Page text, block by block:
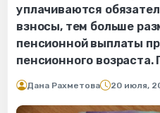
уплачиваются
взносы, тем больше
пенсионной выплаты
пенсионного
Дана Рахметова 20 июля,